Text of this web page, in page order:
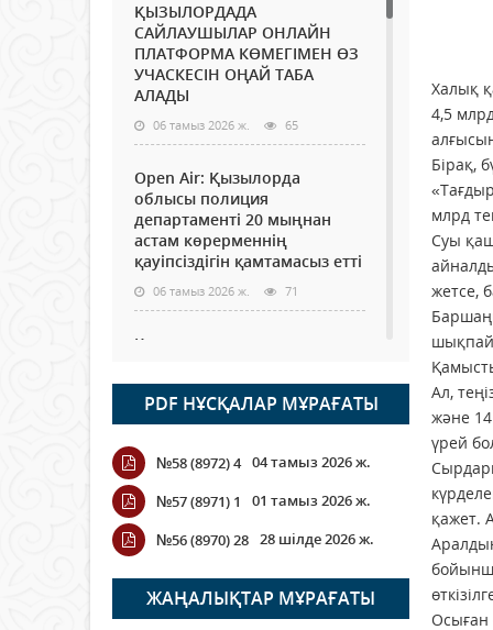
ҚЫЗЫЛОРДАДА
САЙЛАУШЫЛАР ОНЛАЙН
ПЛАТФОРМА КӨМЕГІМЕН ӨЗ
УЧАСКЕСІН ОҢАЙ ТАБА
АЛАДЫ
06 тамыз 2026 ж. 65
Open Air: Қызылорда
облысы полиция
департаменті 20 мыңнан
астам көрерменнің
қауіпсіздігін қамтамасыз етті
06 тамыз 2026 ж. 71
Как могут проголосовать
находящиеся за рубежом?
05 тамыз 2026 ж. 121
Шетелде жүрген Қазақстан
азаматтары қалай дауыс
бере алады?
05 тамыз 2026 ж. 134
Кассадағы баға мен сөредегі
баға әр түрлі болған
PDF НҰСҚАЛАР МҰРАҒАТЫ
№58 (8972) 4 04 тамыз 2026 ж.
№57 (8971) 1
01 тамыз 2026 ж.
№56 (8970) 28 28 шілде 2026 ж.
ЖАҢАЛЫҚТАР МҰРАҒАТЫ
Халық
4,5
Бірақ,
млрд
Суы
жетсе,
Ал,
және
үрей
қажет.
Осыған